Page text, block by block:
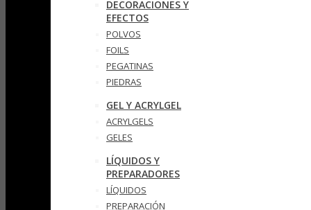
DECORACIONES Y
EFECTOS
POLVOS
FOILS
PEGATINAS
PIEDRAS
GEL Y ACRYLGEL
ACRYLGELS
GELES
LÍQUIDOS Y
PREPARADORES
LÍQUIDOS
PREPARACIÓN